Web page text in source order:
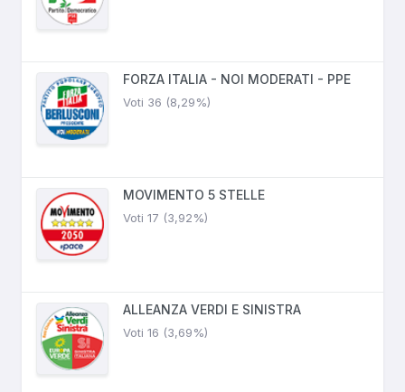
FORZA ITALIA - NOI MODERATI - PPE
Voti 36 (8,29%)
MOVIMENTO 5 STELLE
Voti 17 (3,92%)
ALLEANZA VERDI E SINISTRA
Voti 16 (3,69%)